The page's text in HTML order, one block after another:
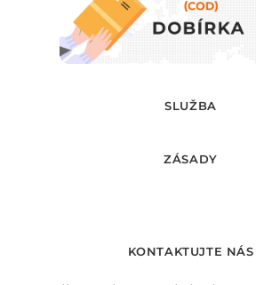
SLUŽBA
ZÁSADY
KONTAKTUJTE NÁS